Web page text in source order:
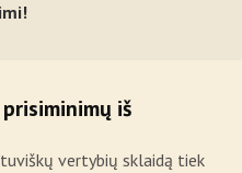
iš
vertybių sklaidą tiek